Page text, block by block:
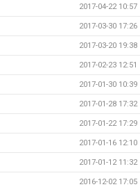
2017-04-22 10:57
2017-03-30 17:26
2017-03-20 19:38
2017-02-23 12:51
2017-01-30 10:39
2017-01-28 17:32
2017-01-22 17:29
2017-01-16 12:10
2017-01-12 11:32
2016-12-02 17:05